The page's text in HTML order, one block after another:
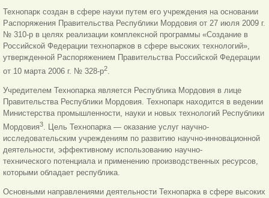
Технопарк создан в сфере науки путем его учреждения на основании
Распоряжения Правительства Республики Мордовия от 27 июля 2009 г.
№ 310-р в целях реализации комплексной программы «Создание в
Российской Федерации технопарков в сфере высоких технологий»,
утвержденной Распоряжением Правительства Российской Федерации
от 10 марта 2006 г. № 328-р2.
Учредителем Технопарка является Республика Мордовия в лице
Правительства Республики Мордовия. Технопарк находится в ведении
Министерства промышленности, науки и новых технологий Республики
Мордовия3. Цель Технопарка — оказание услуг научно-
исследовательским учреждениям по развитию научно-инновационной
деятельности, эффективному использованию научно-
технического потенциала и применению производственных ресурсов,
которыми обладает республика.
Основными направлениями деятельности Технопарка в сфере высоких